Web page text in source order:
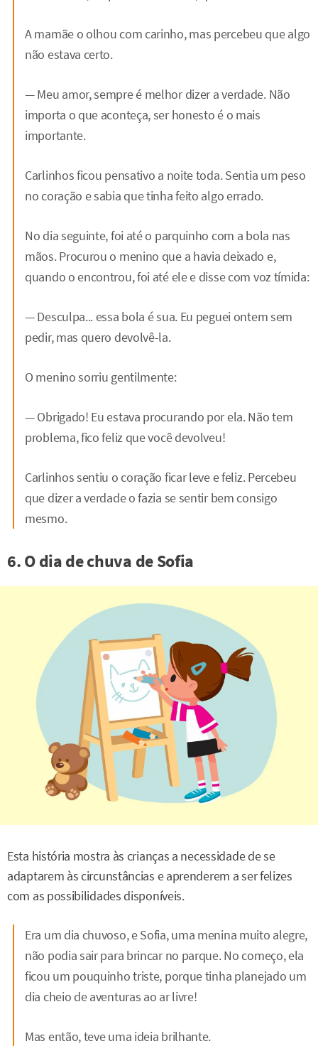
A mamãe o olhou com carinho, mas percebeu que algo
não estava certo.
— Meu amor, sempre é melhor dizer a verdade. Não
importa o que aconteça, ser honesto é o mais
importante.
Carlinhos ficou pensativo a noite toda. Sentia um peso
no coração e sabia que tinha feito algo errado.
No dia seguinte, foi até o parquinho com a bola nas
mãos. Procurou o menino que a havia deixado e,
quando o encontrou, foi até ele e disse com voz tímida:
— Desculpa... essa bola é sua. Eu peguei ontem sem
pedir, mas quero devolvê-la.
O menino sorriu gentilmente:
— Obrigado! Eu estava procurando por ela. Não tem
problema, fico feliz que você devolveu!
Carlinhos sentiu o coração ficar leve e feliz. Percebeu
que dizer a verdade o fazia se sentir bem consigo
mesmo.
6. O dia de chuva de Sofia
Esta história mostra às crianças a necessidade de se
adaptarem às circunstâncias e aprenderem a ser felizes
com as possibilidades disponíveis.
Era um dia chuvoso, e Sofia, uma menina muito alegre,
não podia sair para brincar no parque. No começo, ela
ficou um pouquinho triste, porque tinha planejado um
dia cheio de aventuras ao ar livre!
Mas então, teve uma ideia brilhante.